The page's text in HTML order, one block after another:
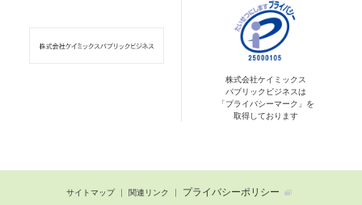
株式会社ケイミックス
パブリックビジネスは
「プライバシーマーク」を
取得しております
サイトマップ 関連リンク プライバシーポリシー